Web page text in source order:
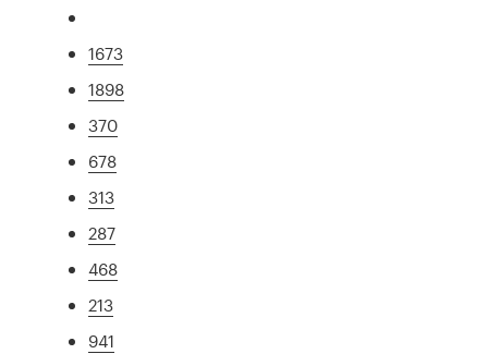
1673
1898
370
678
313
287
468
213
941